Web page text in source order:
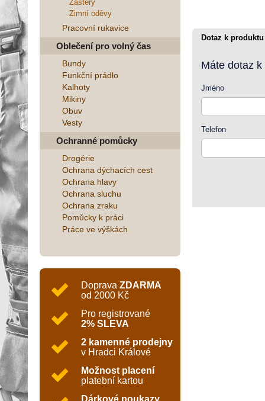
Zástěry
Zimní oděvy
Pracovní rukavice
Oblečení pro volný čas
Bundy
Funkční prádlo
Kalhoty
Mikiny
Obuv
Vesty
Ochranné pomůcky
Drogérie
Ochrana dýchacích cest
Ochrana hlavy
Ochrana sluchu
Ochrana zraku
Pomůcky k práci
Práce ve výškách
Doprava ZDARMA
od 2000 Kč
Pro registrované
2% SLEVA
2 kamenné prodejny
v Hradci Králové
Možnost placení
platební kartou
Dárkové poukazy
Dotaz k produktu
Máte dotaz
Jméno
Telefon